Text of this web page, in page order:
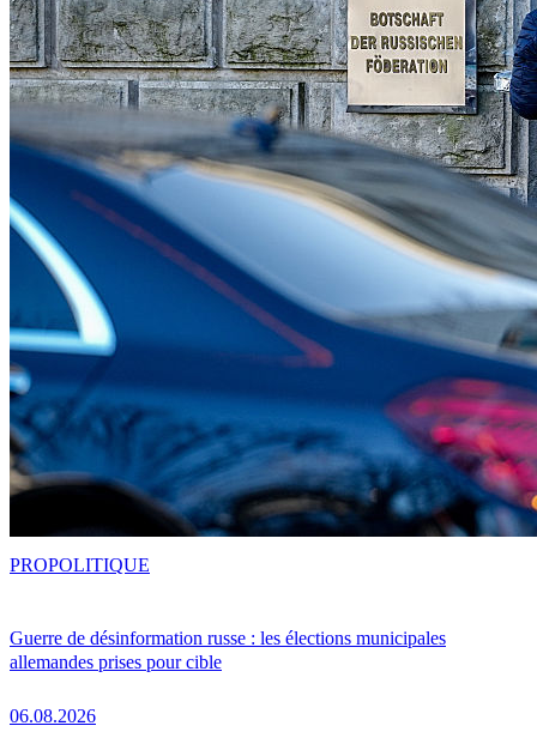
Guerre de désinformation russe : les élections municipales
allemandes prises pour cible
06.08.2026
PROPOLITIQUE